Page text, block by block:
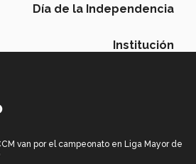
Día de la Independencia
Institución
van por el campeonato en Liga Mayor de